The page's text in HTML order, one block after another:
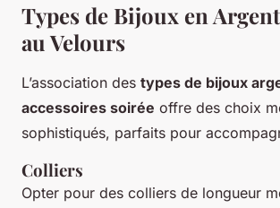
Types de Bijoux en
au Velours
L’association des types de bijoux
accessoires soirée offre des choix
sophistiqués, parfaits pour
Colliers
Opter pour des colliers de longueur